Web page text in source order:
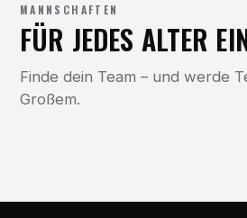
MANNSCHAFTEN
FÜR JEDES ALTER
Finde dein Team – und werde
Großem.